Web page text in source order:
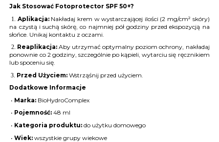
Jak Stosować Fotoprotector SPF 50+?
1. Aplikacja:Nakładaj krem w wystarczającej ilości (2 mg/cm² skóry)
na czystą i suchą skórę, co najmniej pół godziny przed ekspozycją na
słońce. Unikaj kontaktu z oczami.
2. Reaplikacja:Aby utrzymać optymalny poziom ochrony, nakładaj
ponownie co 2 godziny, szczególnie po kąpieli, wytarciu się ręcznikiem
lub spoceniu się.
3. Przed Użyciem: Wstrząśnij przed użyciem.
Dodatkowe Informacje
• Marka: BioHydroComplex
• Pojemność: 48 ml
• Kategoria produktu: do użytku domowego
• Wiek: wszystkie grupy wiekowe